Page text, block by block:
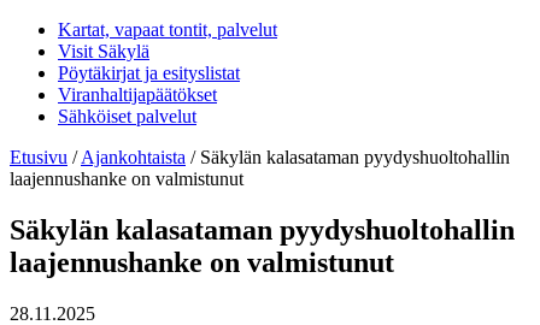
Kartat, vapaat tontit, palvelut
Visit Säkylä
Pöytäkirjat ja esityslistat
Viranhaltijapäätökset
Sähköiset palvelut
Etusivu /Ajankohtaista / Säkylän kalasataman pyydyshuoltohallin
laajennushanke on valmistunut
Säkylän kalasataman pyydyshuoltohallin
laajennushanke on valmistunut
28.11.2025